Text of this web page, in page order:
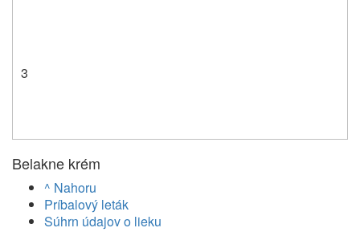
3
Belakne krém
^ Nahoru
Príbalový leták
Súhrn údajov o lieku